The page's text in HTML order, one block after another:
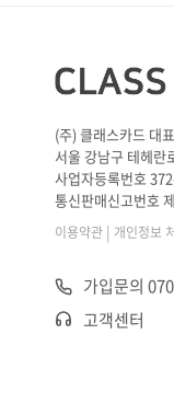
(주) 클래스카드 대
서울 강남구 테헤란
사업자등록번호
통신판매신고번호
이용약관 | 개인정보
가입문의
고객센터